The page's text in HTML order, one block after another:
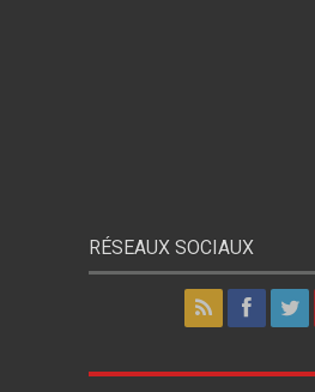
RÉSEAUX SOCIAUX